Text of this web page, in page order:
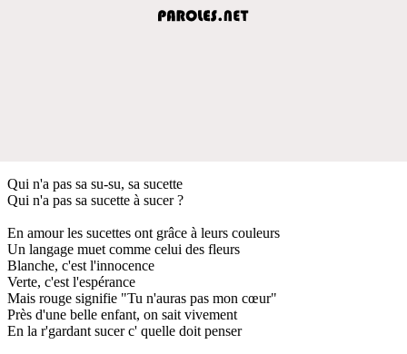
Qui n'a pas sa su-su, sa sucette
Qui n'a pas sa sucette à sucer ?
En amour les sucettes ont grâce à leurs couleurs
Un langage muet comme celui des fleurs
Blanche, c'est l'innocence
Verte, c'est l'espérance
Mais rouge signifie "Tu n'auras pas mon cœur"
Près d'une belle enfant, on sait vivement
En la r'gardant sucer c' quelle doit penser